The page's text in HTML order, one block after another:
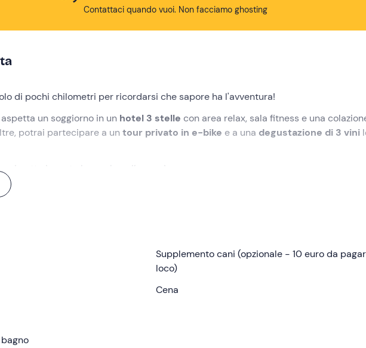
Contattaci quando vuoi. Non facciamo ghosting
di pochi chilometri per ricordarsi che sapore ha l'avventura!
un soggiorno in un hotel 3 stelle con area relax, sala fitness e una
potrai partecipare a un tour privato in e-bike e a una degustazione di 3 vini
rimette in moto le gambe e l’umore!
da letto doppia bagno privatoe provvista di biancheria da letto e da bagno,
asciugacapelli, cassaforte, TV e Wi-Fi.
, aperta tutti i giorni dalle 8:00 alle 21:00, e dell'
con 16 erogatori, cascata cervicale, spiaggetta bagnasciuga e lettini
per un
Supplemento cani (opzionale - 10 euro da
loco)
Cena